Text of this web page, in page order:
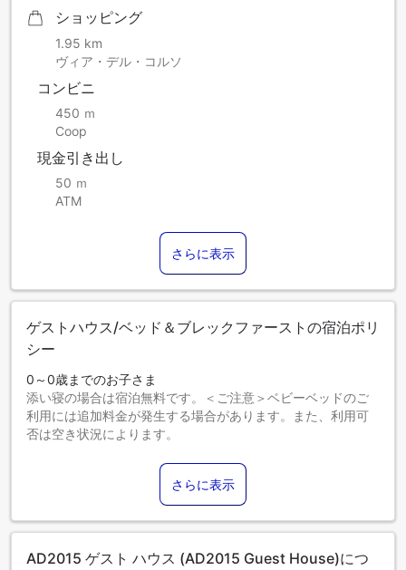
ショッピング
1.95 km
ヴィア・デル・コルソ
コンビニ
450 ｍ
Coop
現金引き出し
50 ｍ
ATM
さらに表示
ゲストハウス/ベッド＆ブレックファーストの宿泊ポリ
シー
0～0歳までのお子さま
添い寝の場合は宿泊無料です。＜ご注意＞ベビーベッドのご
利用には追加料金が発生する場合があります。また、利用可
否は空き状況によります。
エキストラベッドをお申し込みください。
18歳以上のゲストは大人とみなされます。
エキストラベッドの追加可否は、お部屋タイプにより異なり
ます。各部屋タイプ欄の記載をご確認ください。
さらに表示
AD2015 ゲスト ハウス (AD2015 Guest House)につ